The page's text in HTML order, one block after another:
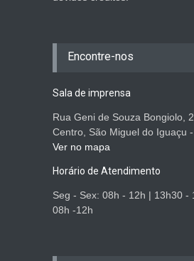
Encontre-nos
Sala de imprensa
Rua Geni de Souza Bongiolo,
Centro, São Miguel do Iguaçu
Ver no mapa
Horário de Atendimento
Seg - Sex: 08h - 12h | 13h30 -
08h -12h